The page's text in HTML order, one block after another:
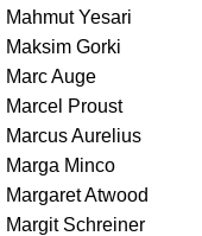
Mahmut Yesari
Maksim Gorki
Marc Auge
Marcel Proust
Marcus Aurelius
Marga Minco
Margaret Atwood
Margit Schreiner